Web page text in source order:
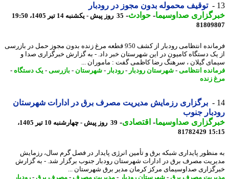
توقیف محموله بدون مجوز در رودبار
صداوسیما-حوادث -35 روز پیش - یکشنبه 14 تیر 1405، 19:50
فرمانده انتظامی رودبار از کشف 950 قطعه مرغ زنده بدون مجوز حمل در بازرسی
دستگاه کامیون در این شهرستان خبر داد. - به گزارش خبرگزاری صدا و
گیلان ، سرهنگ رضا کاظمی گفت : ماموران ...
انتظامی-شهرستان رودبار-رودبار-شهرستان-بازرسی -یک دستگاه-
زنده
برگزاری رزمایش مدیریت مصرف برق در ادارات شهرستان
جنوب
صداوسیما-اقتصادی-
39 روز پیش - چهارشنبه 10 تیر 1405،
81782429
پایداری شبکه برق و تأمین انرژی پایدار در فصل گرم سال، رزمایش
مصرف برق در ادارات شهرستان رودبار جنوب برگزار شد. - به گزارش
صداوسیمای مرکز کرمان مدیر برق شهرستان ...